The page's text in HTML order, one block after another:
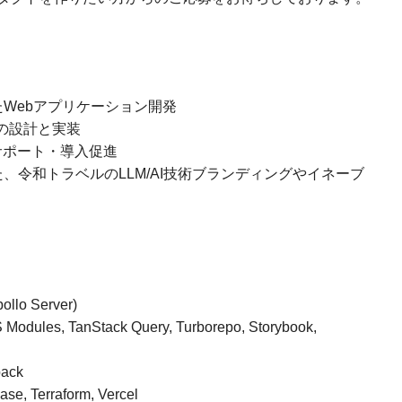
アプリケーション開発
設計と実装
ート・導入促進
令和トラベルのLLM/AI技術ブランディングやイネーブ
Server)
TanStack Query, Turborepo, Storybook,
Terraform, Vercel